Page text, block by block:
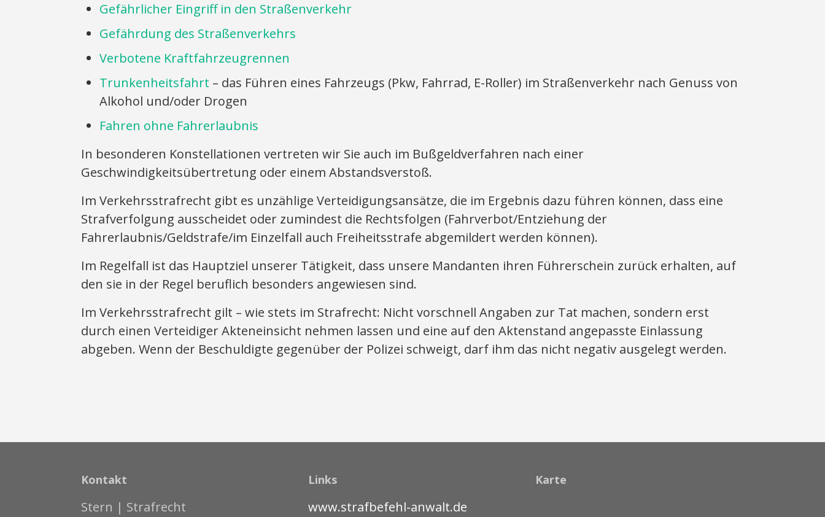
Gefährlicher Eingriff in den Straßenverkehr
Gefährdung des Straßenverkehrs
Verbotene Kraftfahrzeugrennen
Trunkenheitsfahrt – das Führen eines Fahrzeugs (Pkw, Fahrrad, E-Roller) im Straßenverkehr nach Genuss von
Alkohol und/oder Drogen
Fahren ohne Fahrerlaubnis
In besonderen Konstellationen vertreten wir Sie auch im Bußgeldverfahren nach einer
Geschwindigkeitsübertretung oder einem Abstandsverstoß.
Im Verkehrsstrafrecht gibt es unzählige Verteidigungsansätze, die im Ergebnis dazu führen können, dass eine
Strafverfolgung ausscheidet oder zumindest die Rechtsfolgen (Fahrverbot/Entziehung der
Fahrerlaubnis/Geldstrafe/im Einzelfall auch Freiheitsstrafe abgemildert werden können).
Im Regelfall ist das Hauptziel unserer Tätigkeit, dass unsere Mandanten ihren Führerschein zurück erhalten, auf
den sie in der Regel beruflich besonders angewiesen sind.
Im Verkehrsstrafrecht gilt – wie stets im Strafrecht: Nicht vorschnell Angaben zur Tat machen, sondern erst
durch einen Verteidiger Akteneinsicht nehmen lassen und eine auf den Aktenstand angepasste Einlassung
abgeben. Wenn der Beschuldigte gegenüber der Polizei schweigt, darf ihm das nicht negativ ausgelegt werden.
Kontakt
Stern | Strafrecht
Links
www.strafbefehl-anwalt.de
Karte